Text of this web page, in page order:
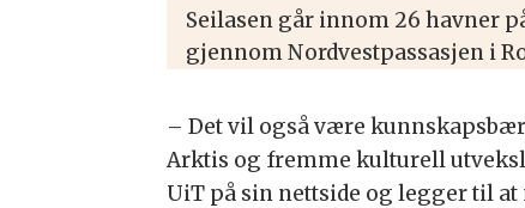
Seilasen går innom 26 havner
gjennom Nordvestpassasjen i
– Det vil også være
Arktis og fremme kulturell
UiT på sin nettside og legger til